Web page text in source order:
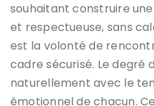
souhaitant construire
et respectueuse, sans
est la volonté de
cadre sécurisé. Le degré
naturellement avec le
émotionnel de chacun.